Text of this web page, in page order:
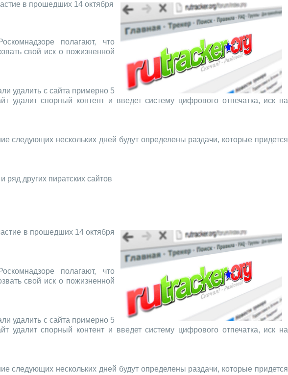
в прошедших 14 октября
полагают, что
свой иск о пожизненной
удалить с сайта примерно 5
удалит спорный контент и введет систему цифрового отпечатка, иск на
следующих нескольких дней будут определены раздачи, которые придется
ряд других пиратских сайтов
в прошедших 14 октября
полагают, что
свой иск о пожизненной
удалить с сайта примерно 5
удалит спорный контент и введет систему цифрового отпечатка, иск на
следующих нескольких дней будут определены раздачи, которые придется